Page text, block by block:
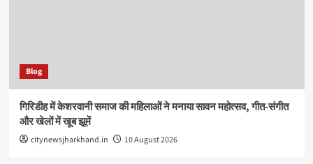
Blog
गिरिडीह में केशरवानी समाज की महिलाओं ने मनाया सावन महोत्सव, गीत-संगीत
और खेलों में खूब झूमें
citynewsjharkhand.in 10 August 2026